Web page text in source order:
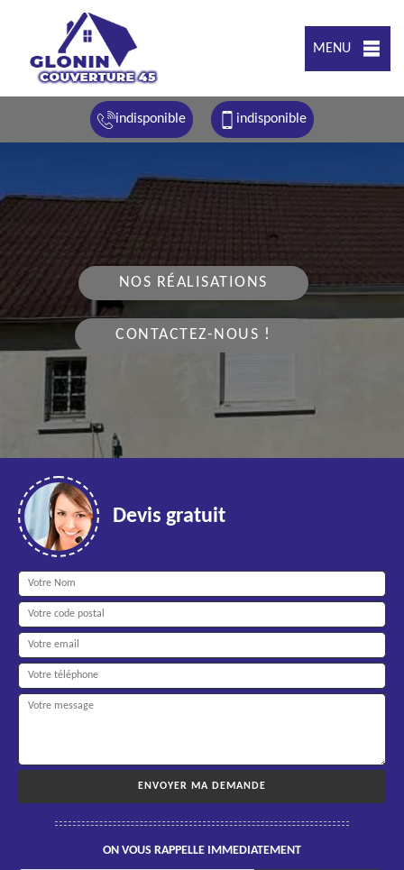
MENU
indisponible indisponible
NOS RÉALISATIONS
CONTACTEZ-NOUS !
Devis gratuit
ON VOUS RAPPELLE IMMEDIATEMENT